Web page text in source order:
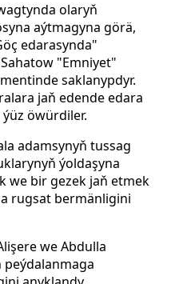
olaryň
aýtmagyna görä,
edarasynda"
"Emniyet"
saklanypdyr.
jaň edende edara
öwürdiler.
adamsynyň tussag
ýoldaşyna
we bir gezek jaň etmek
rugsat bermänligini
we Abdulla